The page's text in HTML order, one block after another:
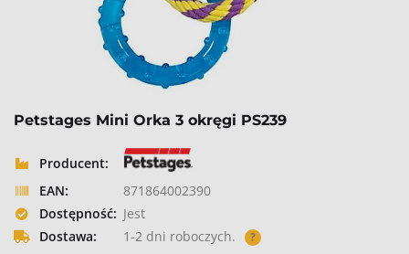
Petstages Mini Orka 3 okręgi PS239
Producent:
EAN:
871864002390
Dostępność: Jest
Dostawa:
1-2 dni roboczych. ?